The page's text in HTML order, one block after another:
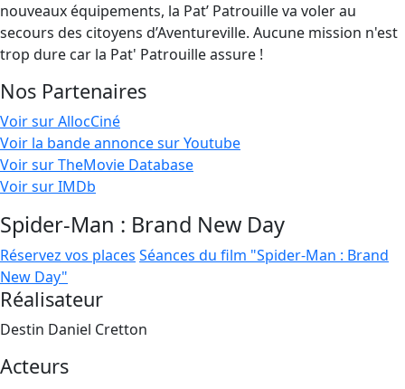
nouveaux équipements, la Pat’ Patrouille va voler au
secours des citoyens d’Aventureville. Aucune mission n'est
trop dure car la Pat' Patrouille assure !
Nos Partenaires
Voir sur AllocCiné
Voir la bande annonce sur Youtube
Voir sur TheMovie Database
Voir sur IMDb
Spider-Man : Brand New Day
Réservez vos places Séances du film "Spider-Man : Brand
New Day"
Réalisateur
Destin Daniel Cretton
Acteurs